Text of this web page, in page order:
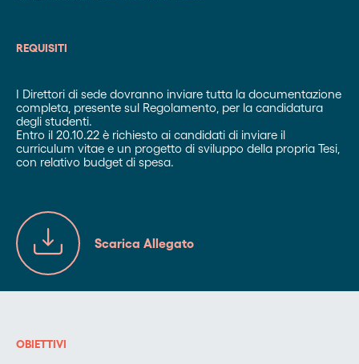
REQUISITI
I Direttori di sede dovranno inviare tutta la documentazione
completa, presente sul Regolamento, per la candidatura
degli studenti.
Entro il 20.10.22 è richiesto ai candidati di inviare il
curriculum vitae e un progetto di sviluppo della propria Tesi,
con relativo budget di spesa.
Scarica Allegato
OBIETTIVI